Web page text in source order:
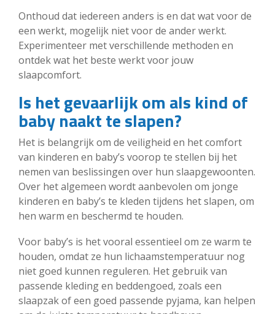
Onthoud dat iedereen anders is en dat wat voor de
een werkt, mogelijk niet voor de ander werkt.
Experimenteer met verschillende methoden en
ontdek wat het beste werkt voor jouw
slaapcomfort.
Is het gevaarlijk om als kind of
baby naakt te slapen?
Het is belangrijk om de veiligheid en het comfort
van kinderen en baby’s voorop te stellen bij het
nemen van beslissingen over hun slaapgewoonten.
Over het algemeen wordt aanbevolen om jonge
kinderen en baby’s te kleden tijdens het slapen, om
hen warm en beschermd te houden.
Voor baby’s is het vooral essentieel om ze warm te
houden, omdat ze hun lichaamstemperatuur nog
niet goed kunnen reguleren. Het gebruik van
passende kleding en beddengoed, zoals een
slaapzak of een goed passende pyjama, kan helpen